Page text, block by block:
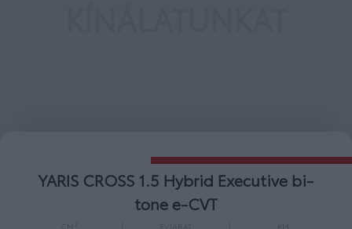
YARIS CROSS 1.5 Hybrid Comfort e-CVT